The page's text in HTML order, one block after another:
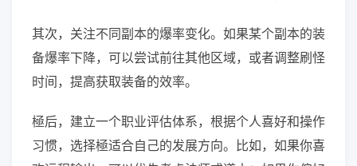
其次，关注不同副本的爆率变化。如果某个副本的装
备爆率下降，可以尝试前往其他区域，或者调整刷怪
时间，提高获取装备的效率。
極后，建立一个职业评估体系，根据个人喜好和操作
习惯，选择極适合自己的发展方向。比如，如果你喜